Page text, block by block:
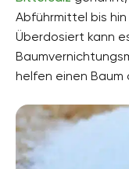
Abführmittel bis hin
Überdosiert kann
helfen einen Baum